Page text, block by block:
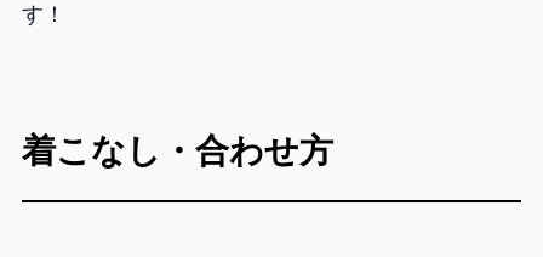
す！
着こなし・合わせ方